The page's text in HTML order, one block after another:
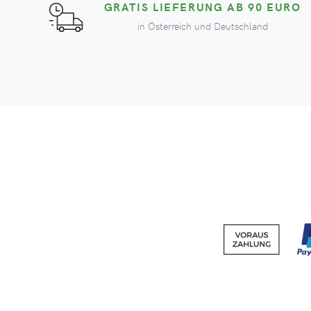
GRATIS LIEFERUNG AB 90 EURO
in Österreich und Deutschland